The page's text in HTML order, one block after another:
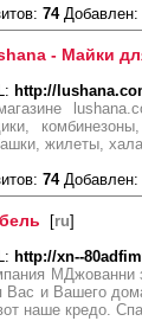
74Добавлен:
- Майки
http://
жилеты,
74Добавлен:
[ru]
http://xn--
МДжованни
Вас и Вашего
наше кредо.